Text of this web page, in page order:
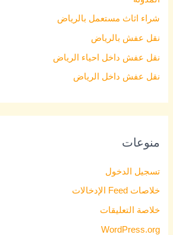
شراء اثاث مستعمل بالرياض
نقل عفش بالرياض
نقل عفش داخل احياء الرياض
نقل عفش داخل الرياض
منوعات
تسجيل الدخول
خلاصات Feed الإدخالات
خلاصة التعليقات
WordPress.org